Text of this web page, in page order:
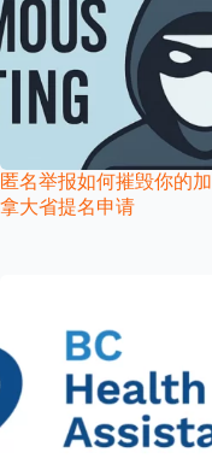
匿名举报如何摧毁你的加
拿大省提名申请